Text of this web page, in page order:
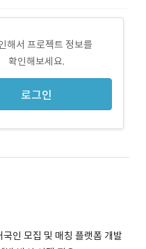
해서 프로젝트 정보를
확인해보세요.
로그인
인 모집 및 매칭 플랫폼 개발